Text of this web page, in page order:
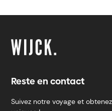
Reste en contact
Suivez notre voyage et